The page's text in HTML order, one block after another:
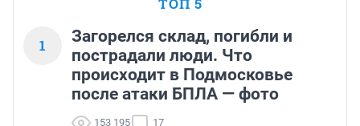
1
Загорелся склад, погибли и
пострадали люди. Что
происходит в Подмосковье
после атаки БПЛА — фото
153 195 17